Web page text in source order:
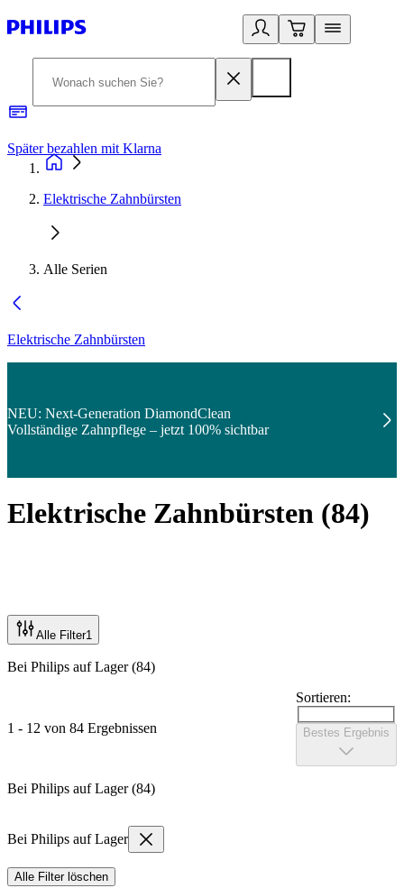
Später bezahlen mit Klarna
Elektrische Zahnbürsten
Alle Serien
Elektrische Zahnbürsten
NEU: Next-Generation DiamondClean
Vollständige Zahnpflege – jetzt 100% sichtbar
Elektrische Zahnbürsten (84)
Alle Filter1
Bei Philips auf Lager (84)
1 - 12 von 84 Ergebnissen
Sortieren:
Bestes Ergebnis
Bei Philips auf Lager (84)
Bei Philips auf Lager
Alle Filter löschen